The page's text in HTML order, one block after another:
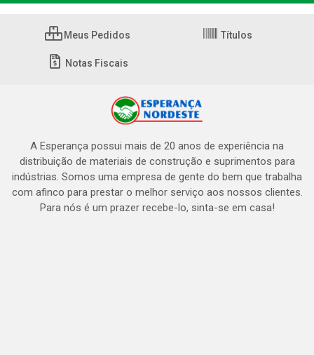
Meus Pedidos Títulos
Notas Fiscais
A Esperança possui mais de 20 anos de experiência na
distribuição de materiais de construção e suprimentos para
indústrias. Somos uma empresa de gente do bem que trabalha
com afinco para prestar o melhor serviço aos nossos clientes.
Para nós é um prazer recebe-lo, sinta-se em casa!